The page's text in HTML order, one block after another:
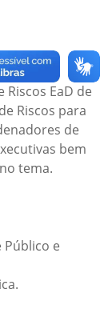
EaD de
Riscos para
de
bem
tema.
e